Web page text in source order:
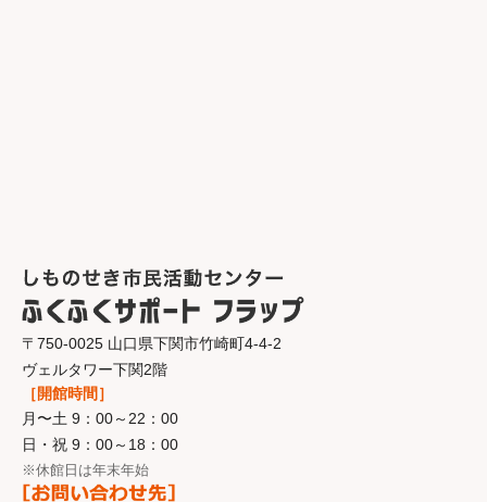
〒750-0025 山口県下関市竹崎町4-4-2
ヴェルタワー下関2階
［開館時間］
月〜土 9：00～22：00
日・祝 9：00～18：00
※休館日は年末年始